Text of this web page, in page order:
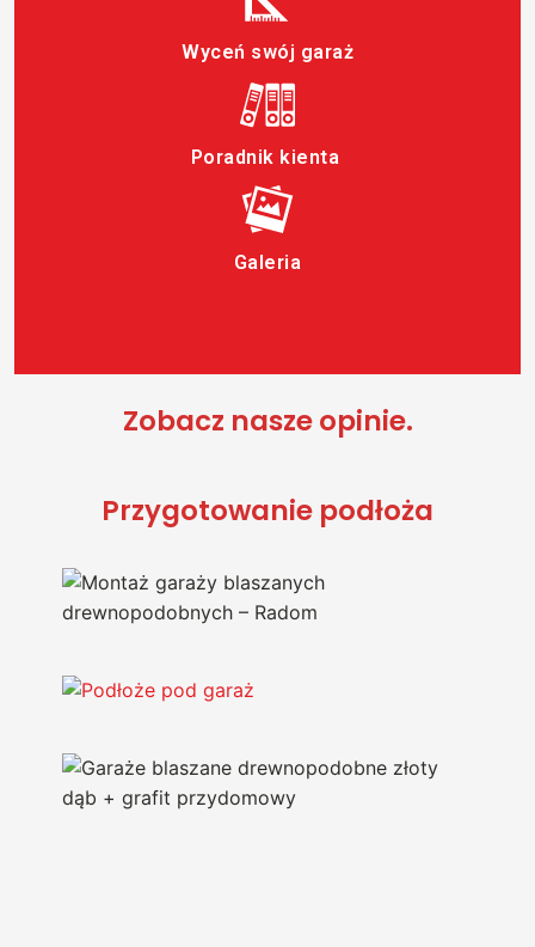
Wyceń swój garaż
Poradnik kienta
Galeria
Zobacz nasze opinie.
Przygotowanie podłoża